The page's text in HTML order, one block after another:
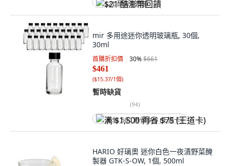
$21 酷澎幣回饋
mir 多用途迷你透明玻璃瓶, 30個,
30ml
首購折扣價 30%$661
$461
($15.37/1個)
暫時缺貨
(94)
满 $1,500 再省 $75 (王道卡)
HARIO 好璃奧 迷你白色一夜漬野菜醃
製器 GTK-S-OW, 1個, 500ml